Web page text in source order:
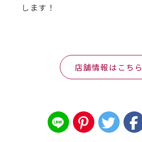
します！
店舗情報はこちら